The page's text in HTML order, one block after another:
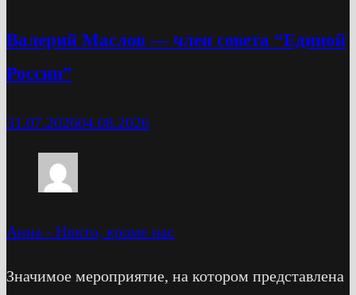
Валерий Маслов — член совета “Единой
России”
31.07.202604.08.2026
Анна - Никто, кроме нас
Значимое мероприятие, на котором представлена